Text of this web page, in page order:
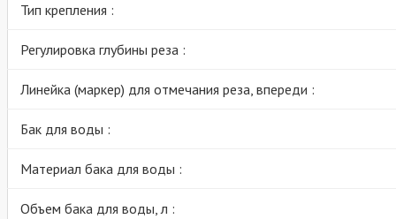
Тип крепления :
Регулировка глубины реза :
Линейка (маркер) для отмечания реза, впереди :
Бак для воды :
Материал бака для воды :
Объем бака для воды, л :